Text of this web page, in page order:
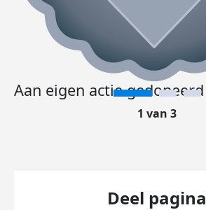
Aan eigen actie gedoneerd
1 van 3
Deel pagina